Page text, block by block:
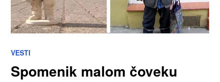
VESTI
Spomenik malom čoveku